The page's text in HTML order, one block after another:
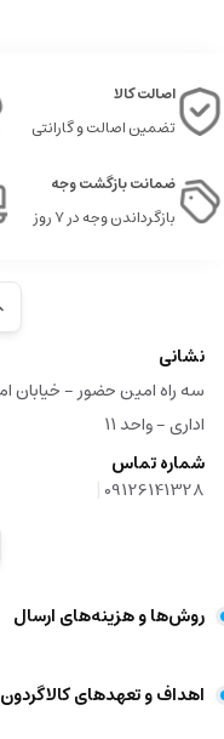
اصالت کالا
تضمین اصالت و گارانتی
ضمانت بازگشت وجه
بازگرداندن وجه در ۷ روز
نشانی
اداری - واحد ۱۱
شماره تماس
09126141328
|
روش‌ها و هزینه‌های ارسال
اهداف و تعهد‌های کالاگردون